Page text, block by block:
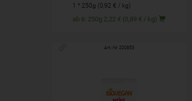
1 * 250g (0,92 € / kg)
ab 6: 250g 2,22 € (0,89 € / kg)
Art.-Nr. 200853
100g